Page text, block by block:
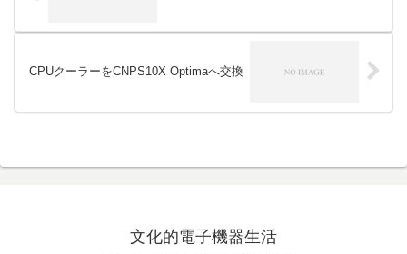
CPUクーラーをCNPS10X Optimaへ交換
文化的電子機器生活